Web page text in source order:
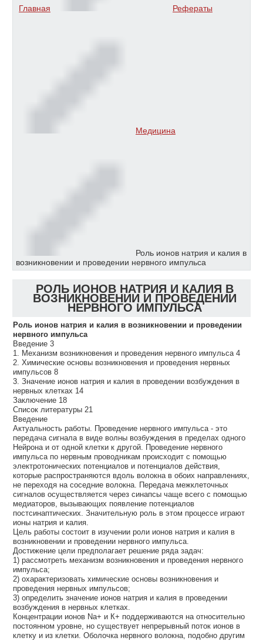
Главная Рефераты
Медицина
Роль ионов натрия и калия в
возникновении и проведении нервного импульса
РОЛЬ ИОНОВ НАТРИЯ И КАЛИЯ В
ВОЗНИКНОВЕНИИ И ПРОВЕДЕНИИ
НЕРВНОГО ИМПУЛЬСА
Роль ионов натрия и калия в возникновении и проведении
нервного импульса
Введение 3
1. Механизм возникновения и проведения нервного импульса 4
2. Химические основы возникновения и проведения нервных
импульсов 8
3. Значение ионов натрия и калия в проведении возбуждения в
нервных клетках 14
Заключение 18
Список литературы 21
Введение
Актуальность работы. Проведение нервного импульса - это
передача сигнала в виде волны возбуждения в пределах одного
Нейрона и от одной клетки к другой. Проведение нервного
импульса по нервным проводникам происходит с помощью
электротонических потенциалов и потенциалов действия,
которые распространяются вдоль волокна в обоих направлениях,
не переходя на соседние волокна. Передача межклеточных
сигналов осуществляется через синапсы чаще всего с помощью
медиаторов, вызывающих появление потенциалов
постсинаптических. Значительную роль в этом процессе играют
ионы натрия и калия.
Цель работы состоит в изучении роли ионов натрия и калия в
возникновении и проведении нервного импульса.
Достижение цели предполагает решение ряда задач:
1) рассмотреть механизм возникновения и проведения нервного
импульса;
2) охарактеризовать химические основы возникновения и
проведения нервных импульсов;
3) определить значение ионов натрия и калия в проведении
возбуждения в нервных клетках.
Концентрации ионов Nа+ и К+ поддерживаются на относительно
постоянном уровне, но существует непрерывный поток ионов в
клетку и из клетки. Оболочка нервного волокна, подобно другим